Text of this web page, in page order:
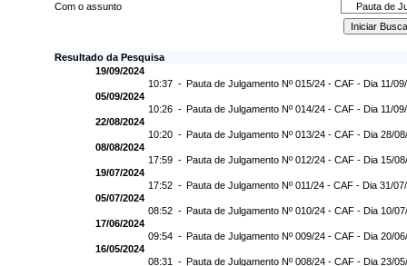
Com o assunto
Resultado da Pesquisa
19/09/2024
10:37 - Pauta de Julgamento Nº 015/24 - CAF - Dia 11/
05/09/2024
10:26 - Pauta de Julgamento Nº 014/24 - CAF - Dia 11/
22/08/2024
10:20 - Pauta de Julgamento Nº 013/24 - CAF - Dia 28/
08/08/2024
17:59 - Pauta de Julgamento Nº 012/24 - CAF - Dia 15/
19/07/2024
17:52 - Pauta de Julgamento Nº 011/24 - CAF - Dia 31/
05/07/2024
08:52 - Pauta de Julgamento Nº 010/24 - CAF - Dia 10/
17/06/2024
09:54 - Pauta de Julgamento Nº 009/24 - CAF - Dia 20/
16/05/2024
08:31 - Pauta de Julgamento Nº 008/24 - CAF - Dia 23/